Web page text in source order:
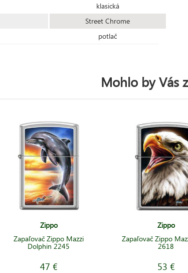
klasická
Street Chrome
potlač
Mohlo by Vás
Zippo
Zapaľovač Zippo Mazzi
Dolphin 2245
47 €
Zippo
Zapaľovač Zippo
2618
53 €